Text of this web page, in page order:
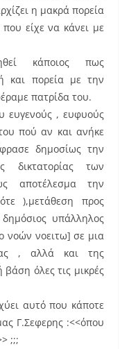
η μακρά πορεία
είχε να κάνει με
κάποιος πως
και πορεία με την
πατρίδα του.
ευγενούς , ευφυούς
πού αν και ανήκε
δημοσίως την
δικτατορίας των
αποτέλεσμα την
),μετάθεση προς
υπάλληλος
νοών νοειτω] σε μια
, αλλά και της
όλες τις μικρές
αυτό που κάποτε
Γ.Σεφερης :<<όπου
;;;